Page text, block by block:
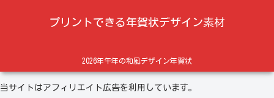
プリントできる年賀状デザイン素材
2026年午年の和風デザイン年賀状
当サイトはアフィリエイト広告を利用しています。